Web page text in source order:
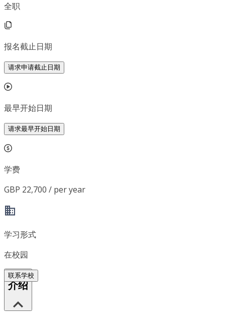
全职
报名截止日期
请求申请截止日期
最早开始日期
请求最早开始日期
学费
GBP 22,700 / per year
学习形式
在校园
联系学校
介绍